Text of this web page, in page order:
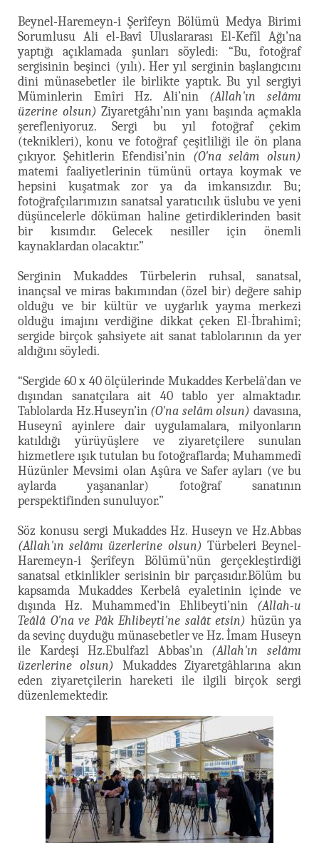
Beynel-Haremeyn-i Şerîfeyn Bölümü Medya Birimi
Sorumlusu Ali el-Bavî Uluslararası El-Kefîl Ağı’na
yaptığı açıklamada şunları söyledi: “Bu, fotoğraf
sergisinin beşinci (yılı). Her yıl serginin başlangıcını
dini münasebetler ile birlikte yaptık. Bu yıl sergiyi
Müminlerin Emîri Hz. Ali’nin (Allah'ın selâmı
üzerine olsun) Ziyaretgâhı’nın yanı başında açmakla
şerefleniyoruz. Sergi bu yıl fotoğraf çekim
(teknikleri), konu ve fotoğraf çeşitliliği ile ön plana
çıkıyor. Şehitlerin Efendisi’nin (O'na selâm olsun)
matemi faaliyetlerinin tümünü ortaya koymak ve
hepsini kuşatmak zor ya da imkansızdır. Bu;
fotoğrafçılarımızın sanatsal yaratıcılık üslubu ve yeni
düşüncelerle döküman haline getirdiklerinden basit
bir kısımdır. Gelecek nesiller için önemli
kaynaklardan olacaktır.”
Serginin Mukaddes Türbelerin ruhsal, sanatsal,
inançsal ve miras bakımından (özel bir) değere sahip
olduğu ve bir kültür ve uygarlık yayma merkezi
olduğu imajını verdiğine dikkat çeken El-İbrahimî;
sergide birçok şahsiyete ait sanat tablolarının da yer
aldığını söyledi.
“Sergide 60 x 40 ölçülerinde Mukaddes Kerbelâ’dan ve
dışından sanatçılara ait 40 tablo yer almaktadır.
Tablolarda Hz.Huseyn’in (O'na selâm olsun) davasına,
Huseynî ayinlere dair uygulamalara, milyonların
katıldığı yürüyüşlere ve ziyaretçilere sunulan
hizmetlere ışık tutulan bu fotoğraflarda; Muhammedî
Hüzünler Mevsimi olan Aşûra ve Safer ayları (ve bu
aylarda yaşananlar) fotoğraf sanatının
perspektifinden sunuluyor.”
Söz konusu sergi Mukaddes Hz. Huseyn ve Hz.Abbas
(Allah'ın selâmı üzerlerine olsun) Türbeleri Beynel-
Haremeyn-i Şerîfeyn Bölümü’nün gerçekleştirdiği
sanatsal etkinlikler serisinin bir parçasıdır.Bölüm bu
kapsamda Mukaddes Kerbelâ eyaletinin içinde ve
dışında Hz. Muhammed’in Ehlibeyti’nin (Allah-u
Teâlâ O'na ve Pâk Ehlibeyti'ne salât etsin) hüzün ya
da sevinç duyduğu münasebetler ve Hz. İmam Huseyn
ile Kardeşi Hz.Ebulfazl Abbas’ın (Allah'ın selâmı
üzerlerine olsun) Mukaddes Ziyaretgâhlarına akın
eden ziyaretçilerin hareketi ile ilgili birçok sergi
düzenlemektedir.